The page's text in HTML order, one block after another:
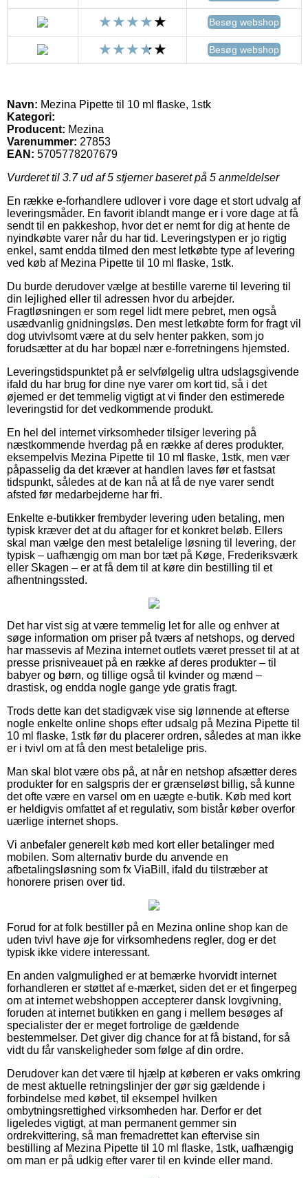
Besøg webshop
Besøg webshop
Navn: Mezina Pipette til 10 ml flaske, 1stk
Kategori:
Producent: Mezina
Varenummer: 27853
EAN: 5705778207679
Vurderet til 3.7ud af 5 stjerner baseret på 5 anmeldelser
En række e-forhandlere udlover i vore dage et stort udvalg af
leveringsmåder. En favorit iblandt mange er i vore dage at få
sendt til en pakkeshop, hvor det er nemt for dig at hente de
nyindkøbte varer når du har tid. Leveringstypen er jo rigtig
enkel, samt endda tilmed den mest letkøbte type af levering
ved køb af Mezina Pipette til 10 ml flaske, 1stk.
Du burde derudover vælge at bestille varerne til levering til
din lejlighed eller til adressen hvor du arbejder.
Fragtløsningen er som regel lidt mere pebret, men også
usædvanlig gnidningsløs. Den mest letkøbte form for fragt vil
dog utvivlsomt være at du selv henter pakken, som jo
forudsætter at du har bopæl nær e-forretningens hjemsted.
Leveringstidspunktet på er selvfølgelig ultra udslagsgivende
ifald du har brug for dine nye varer om kort tid, så i det
øjemed er det temmelig vigtigt at vi finder den estimerede
leveringstid for det vedkommende produkt.
En hel del internet virksomheder tilsiger levering på
næstkommende hverdag på en række af deres produkter,
eksempelvis Mezina Pipette til 10 ml flaske, 1stk, men vær
påpasselig da det kræver at handlen laves før et fastsat
tidspunkt, således at de kan nå at få de nye varer sendt
afsted før medarbejderne har fri.
Enkelte e-butikker frembyder levering uden betaling, men
typisk kræver det at du aftager for et konkret beløb. Ellers
skal man vælge den mest betalelige løsning til levering, der
typisk – uafhængig om man bor tæt på Køge, Frederiksværk
eller Skagen – er at få dem til at køre din bestilling til et
afhentningssted.
Det har vist sig at være temmelig let for alle og enhver at
søge information om priser på tværs af netshops, og derved
har massevis af Mezina internet outlets været presset til at at
presse prisniveauet på en række af deres produkter – til
babyer og børn, og tillige også til kvinder og mænd –
drastisk, og endda nogle gange yde gratis fragt.
Trods dette kan det stadigvæk vise sig lønnende at efterse
nogle enkelte online shops efter udsalg på Mezina Pipette til
10 ml flaske, 1stk før du placerer ordren, således at man ikke
er i tvivl om at få den mest betalelige pris.
Man skal blot være obs på, at når en netshop afsætter deres
produkter for en salgspris der er grænseløst billig, så kunne
det ofte være en varsel om en uægte e-butik. Køb med kort
er heldigvis omfattet af et regulativ, som bistår køber overfor
uærlige internet shops.
Vi anbefaler generelt køb med kort eller betalinger med
mobilen. Som alternativ burde du anvende en
afbetalingsløsning som fx ViaBill, ifald du tilstræber at
honorere prisen over tid.
Forud for at folk bestiller på en Mezina online shop kan de
uden tvivl have øje for virksomhedens regler, dog er det
typisk ikke videre interessant.
En anden valgmulighed er at bemærke hvorvidt internet
forhandleren er støttet af e-mærket, siden det er et fingerpeg
om at internet webshoppen accepterer dansk lovgivning,
foruden at internet butikken en gang i mellem besøges af
specialister der er meget fortrolige de gældende
bestemmelser. Det giver dig chance for at få bistand, for så
vidt du får vanskeligheder som følge af din ordre.
Derudover kan det være til hjælp at køberen er vaks omkring
de mest aktuelle retningslinjer der gør sig gældende i
forbindelse med købet, til eksempel hvilken
ombytningsrettighed virksomheden har. Derfor er det
ligeledes vigtigt, at man permanent gemmer sin
ordrekvittering, så man fremadrettet kan eftervise sin
bestilling af Mezina Pipette til 10 ml flaske, 1stk, uafhængig
om man er på udkig efter varer til en kvinde eller mand.